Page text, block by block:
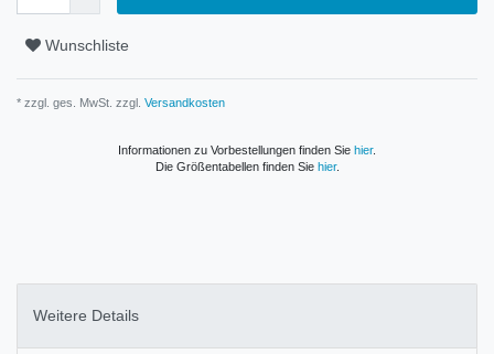
Wunschliste
* zzgl. ges. MwSt. zzgl. Versandkosten
Informationen zu Vorbestellungen finden Sie hier.
Die Größentabellen finden Sie hier.
Weitere Details